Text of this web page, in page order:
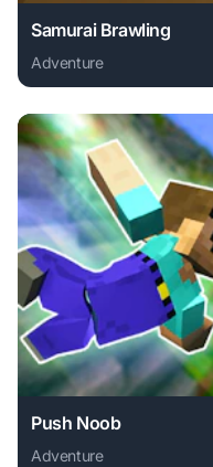
Samurai Brawling
Adventure
Play Samurai
Push Noob
Adventure